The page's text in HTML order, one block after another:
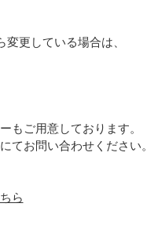
更している場合は、
もご用意しております。
てお問い合わせください。
ら